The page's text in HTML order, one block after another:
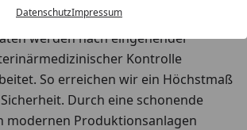
DatenschutzImpressum
statt.
werden nach eingehender
Kontrolle
So erreichen wir ein Höchstmaß
Durch eine schonende
modernen Produktionsanlagen